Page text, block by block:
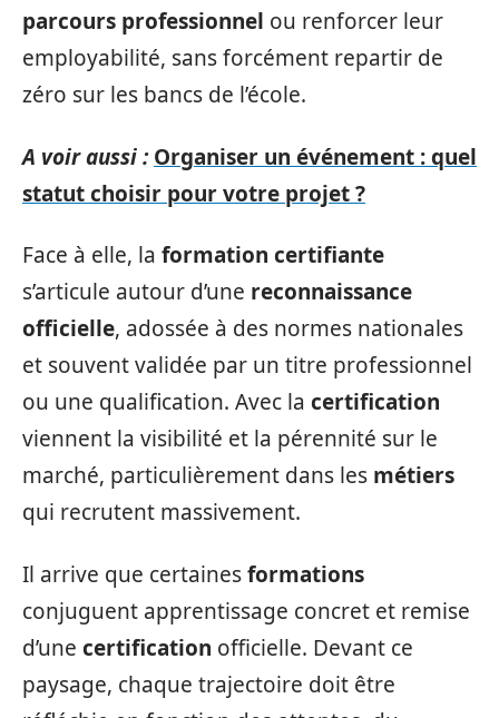
parcours professionnel ou renforcer leur
employabilité, sans forcément repartir de
zéro sur les bancs de l’école.
A voir aussi : Organiser un événement : quel
statut choisir pour votre projet ?
Face à elle, la formation certifiante
s’articule autour d’une reconnaissance
officielle, adossée à des normes nationales
et souvent validée par un titre professionnel
ou une qualification. Avec la certification
viennent la visibilité et la pérennité sur le
marché, particulièrement dans les métiers
qui recrutent massivement.
Il arrive que certainesformations
conjuguent apprentissage concret et remise
d’une certification officielle. Devant ce
paysage, chaque trajectoire doit être